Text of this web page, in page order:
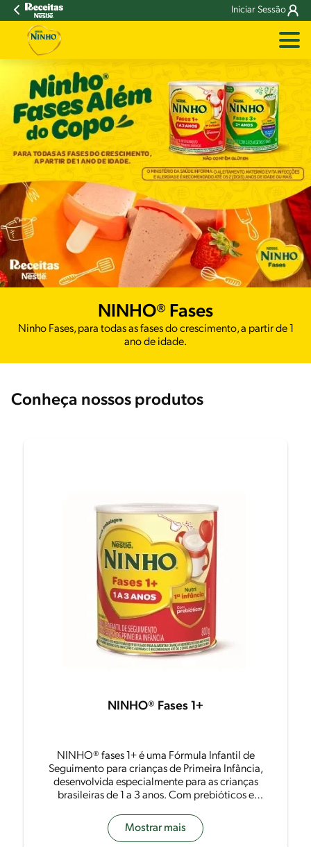
Iniciar Sessão
NINHO® Fases
Ninho Fases, para todas as fases do crescimento, a partir de 1
ano de idade.
Conheça nossos produtos
NINHO® Fases 1+
NINHO® fases 1+ é uma Fórmula Infantil de
Seguimento para crianças de Primeira Infância,
desenvolvida especialmente para as crianças
brasileiras de 1 a 3 anos. Com prebióticos e
Mostrar mais